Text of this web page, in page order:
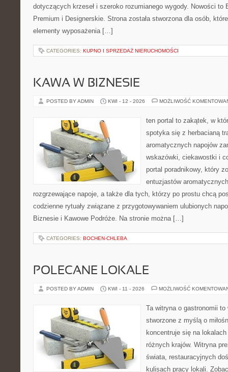
dotyczących krzeseł i szeroko rozumianego wygody. Nowości to
Premium i Designerskie. Strona została stworzona dla osób,
elementy wyposażenia […]
CATEGORIES: KUPNO I SPRZEDAŻ NIERUCHOMOŚCI
KAWA W BIZNESIE
POSTED BY ADMIN KWI - 12 - 2026 MOŻLIWOŚĆ
ten portal to zakątek, w
spotyka się z herbacianą
aromatycznych napojów
wskazówki, ciekawostki i
portal poradnikowy, który
entuzjastów
rozgrzewające napoje, a także dla tych, którzy po prostu chcą
codzienne rytuały związane z przygotowywaniem ulubionych
Biznesie i Kawowe Podróże. Na stronie można […]
CATEGORIES: BOCHEN-CHLEBA
POLECANE LOKALE
POSTED BY ADMIN KWI - 11 - 2026 MOŻLIWOŚĆ
Ta witryna o gastronomii
stworzone z myślą o
koncentruje się na
różnych krajów. Witryna
świata, restauracyjnych
kulisach pracy lokali.